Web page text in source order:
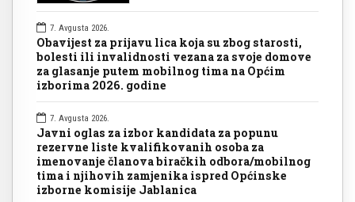
7. Avgusta 2026.
Obavijest za prijavu lica koja su zbog starosti,
bolesti ili invalidnosti vezana za svoje domove
za glasanje putem mobilnog tima na Općim
izborima 2026. godine
7. Avgusta 2026.
Javni oglas za izbor kandidata za popunu
rezervne liste kvalifikovanih osoba za
imenovanje članova biračkih odbora/mobilnog
tima i njihovih zamjenika ispred Općinske
izborne komisije Jablanica